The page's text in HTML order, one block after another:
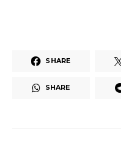
SHARE
SHARE